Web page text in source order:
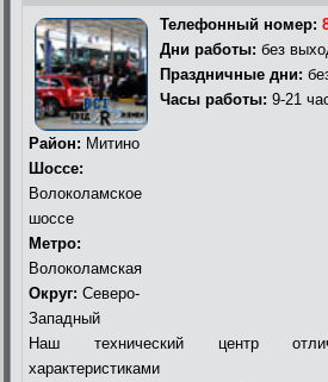
Телефонный номер:
Дни работы: без
Праздничные дни:
Часы работы: 9-21
Район: Митино
Шоссе:
Волоколамское
шоссе
Метро:
Волоколамская
Округ: Северо-
Западный
Наш технический центр
характеристиками